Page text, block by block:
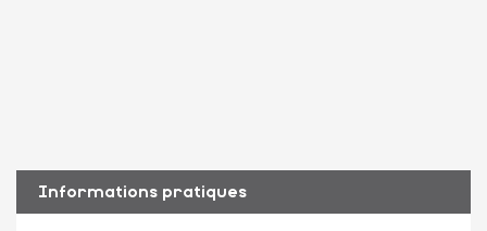
Informations pratiques